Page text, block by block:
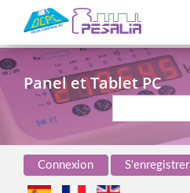
Panel et Tablet PC
Connexion S'enregistrer